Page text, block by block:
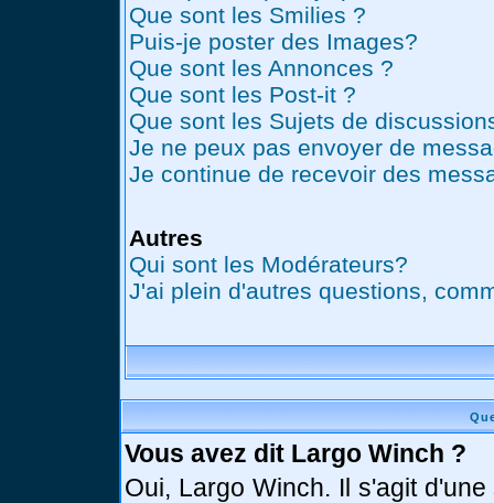
Que sont les Smilies ?
Puis-je poster des Images?
Que sont les Annonces ?
Que sont les Post-it ?
Que sont les Sujets de
Je ne peux pas envoyer de
Je continue de recevoir des
Autres
Qui sont les Modérateurs?
J'ai plein d'autres questions,
Vous avez dit Largo Winch ?
Oui, Largo Winch. Il s'agit